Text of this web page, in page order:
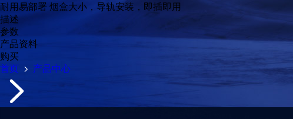
耐用易部署 烟盒大小，导轨安装，即插即用
描述
参数
产品资料
购买
首页
产品中心